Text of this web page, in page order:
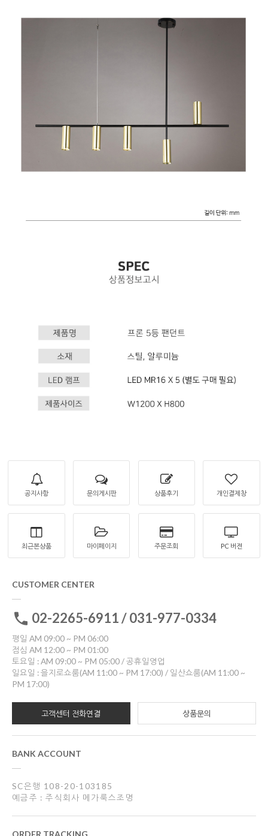
공지사항 문의게시판 상품후기 개인결제창
최근본상품 마이페이지 주문조회 PC 버젼
CUSTOMER CENTER
02-2265-6911 / 031-977-0334
평일 AM 09:00 ~ PM 06:00
점심 AM 12:00 ~ PM 01:00
토요일 : AM 09:00 ~ PM 05:00 / 공휴일영업
일요일 : 을지로쇼룸(AM 11:00 ~ PM 17:00) / 일산쇼룸(AM 11:00 ~
PM 17:00)
고객센터 전화연결 상품문의
BANK ACCOUNT
SC은행 108-20-103185
예금주 : 주식회사 메가룩스조명
ORDER TRACKING